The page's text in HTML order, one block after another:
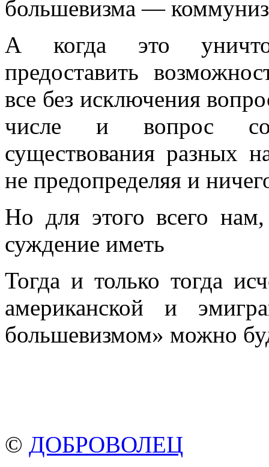
большевизма —
А когда это
предоставить
все без исключения
числе и вопрос
существования разных
не предопределяя и
Но для этого всего
суждение иметь
Тогда и только тогда
американской и
большевизмом» можно
© ДОБРОВОЛЕЦ